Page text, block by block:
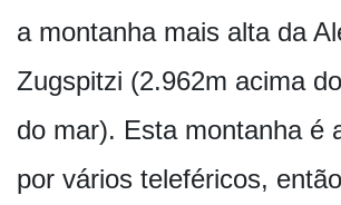
a montanha mais alta da
Zugspitzi (2.962m acima
do mar). Esta montanha é
por vários teleféricos,